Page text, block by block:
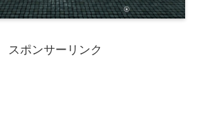
スポンサーリンク